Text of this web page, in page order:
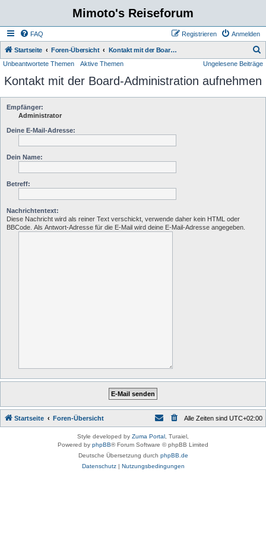
Mimoto's Reiseforum
FAQ Anmelden
Registrieren
Startseite Foren-Übersicht Kontakt mit der Board-Administration aufnehmen
u
Unbeantwortete Themen Aktive Themen Ungelesene Beiträge
Kontakt mit der Board-Administration aufnehmen
Empfänger:
Administrator
Deine E-Mail-Adresse:
Dein Name:
Betreff:
Nachrichtentext:
Diese Nachricht wird als reiner Text verschickt, verwende daher kein HTML oder
BBCode. Als Antwort-Adresse für die E-Mail wird deine E-Mail-Adresse angegeben.
Startseite Foren-Übersicht Alle Zeiten sind UTC+02:00
Style developed by Zuma Portal , Turaiel,
Powered by phpBB® Forum Software © phpBB Limited
Deutsche Übersetzung durch phpBB.de
Datenschutz| Nutzungsbedingungen